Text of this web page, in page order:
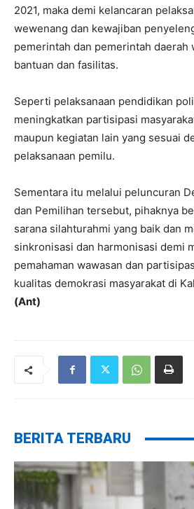
2021, maka demi kelancaran
wewenang dan kewajiban
pemerintah dan pemerintah daerah
bantuan dan fasilitas.
Seperti pelaksanaan pendidikan
meningkatkan partisipasi
maupun kegiatan lain yang sesuai
pelaksanaan pemilu.
Sementara itu melalui peluncuran
dan Pemilihan tersebut, pihaknya
sarana silahturahmi yang baik dan
sinkronisasi dan harmonisasi demi
pemahaman wawasan dan
kualitas demokrasi masyarakat di
(Ant)
BERITA TERBARU